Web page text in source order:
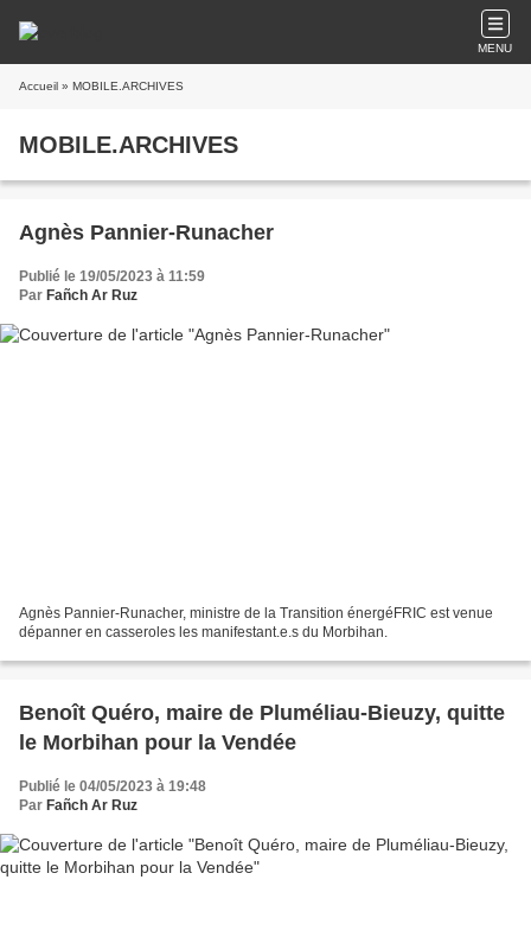
MENU
Accueil » MOBILE.ARCHIVES
MOBILE.ARCHIVES
Agnès Pannier-Runacher
Publié le 19/05/2023 à 11:59
Par Fañch Ar Ruz
Agnès Pannier-Runacher, ministre de la Transition énergéFRIC est venue
dépanner en casseroles les manifestant.e.s du Morbihan.
Benoît Quéro, maire de Pluméliau-Bieuzy, quitte
le Morbihan pour la Vendée
Publié le 04/05/2023 à 19:48
Par Fañch Ar Ruz